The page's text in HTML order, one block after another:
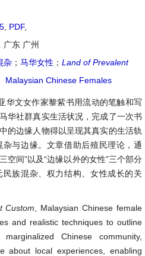
PDF,
广东 广州
杂 ； 马华女性 ； Land of Prevalent
Malaysian Chinese Females
华文女作家黎紫书用流动的笔触和写
华社群真实生活状况，完成了一次书
的边缘人物得以呈现其真实的生活轨
与边缘。文章借助后殖民理论，通
空间”以及“边缘以外的女性”三个部分
族混杂、权力结构、女性成长的关
Custom , Malaysian Chinese female
and realistic techniques to outline
Chinese community,
about local experiences, enabling